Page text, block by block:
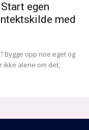
egen
med
Bygge opp noe eget og
ikke alene om det,